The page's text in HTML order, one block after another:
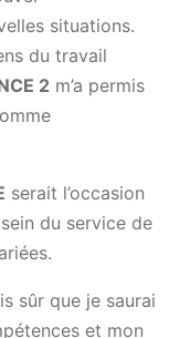
situations.
du travail
2 m’a permis
serait l’occasion
du service de
sûr que je saurai
et mon